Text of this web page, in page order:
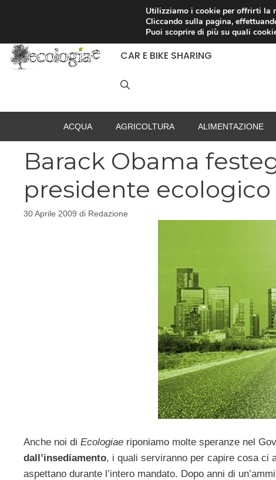
RACCOLTA DIFFERENZIATA
CAR E BIKE SHARING
ACQUA AGRICOLTURA ALIMENTAZIONE
Barack Obama
presidente ecologico
30 Aprile 2009 di Redazione
Anche noi di Ecologiae riponiamo molte speranze nel
dall’insediamento, i quali serviranno per capire cosa ci
aspettano durante l’intero mandato. Dopo anni di
Utilizziamo i cookie per offrirti la
Cliccando sulla pagina,
Puoi scoprire di più su quali